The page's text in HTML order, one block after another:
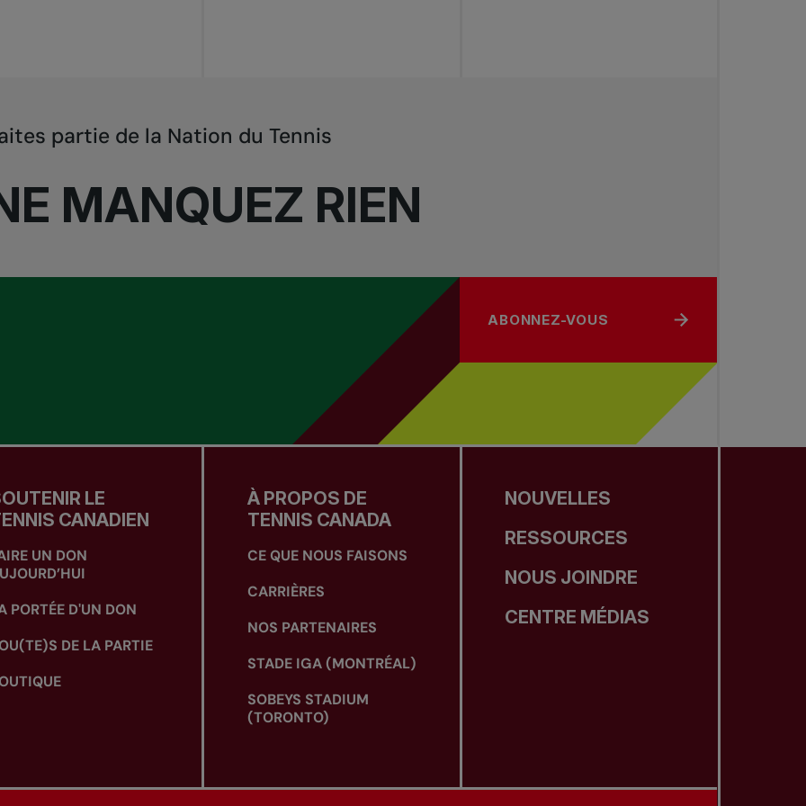
MANQUEZ RIEN
partie de la Nation du Tennis
ABONNEZ-VOUS
LE
CANADIEN
UN DON
PORTÉE D'UN DON
DE LA PARTIE
À PROPOS DE
TENNIS CANADA
CE QUE NOUS FAISONS
CARRIÈRES
NOS PARTENAIRES
STADE IGA (MONTRÉAL)
SOBEYS STADIUM
(TORONTO)
NOUVELLES
RESSOURCES
NOUS JOINDRE
CENTRE MÉDIAS